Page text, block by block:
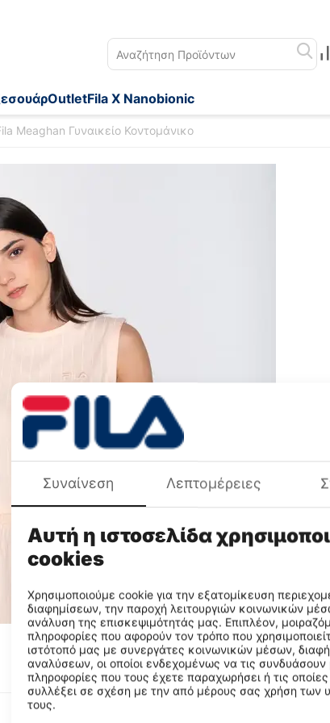
OutletFila X Nanobionic
Meaghan Γυναικείο Κοντομάνικο
Συναίνεση Λεπτομέρειες
Αυτή η ιστοσελίδα
cookies
Χρησιμοποιούμε cookie για την εξατομίκευση
διαφημίσεων, την παροχή λειτουργιών κοινωνικών
ανάλυση της επισκεψιμότητάς μας. Επιπλέον,
πληροφορίες που αφορούν τον τρόπο που
ιστότοπό μας με συνεργάτες κοινωνικών μέσων,
αναλύσεων, οι οποίοι ενδεχομένως να τις
πληροφορίες που τους έχετε παραχωρήσει ή τις
συλλέξει σε σχέση με την από μέρους σας χρήση των
τους.